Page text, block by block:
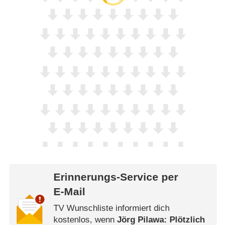
Erinnerungs-Service per
E-Mail
TV Wunschliste informiert dich
kostenlos, wenn Jörg Pilawa: Plötzlich